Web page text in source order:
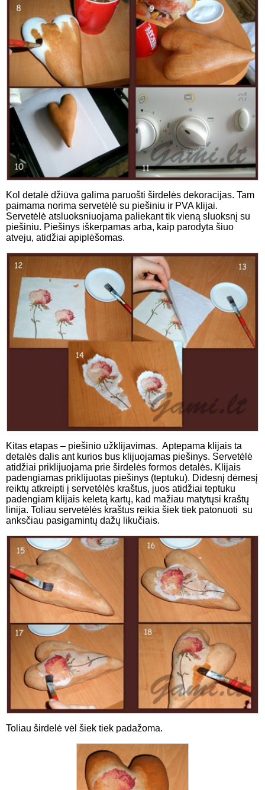
Kol detalė džiūva galima paruošti širdelės dekoracijas. Tam
paimama norima servetėlė su piešiniu ir PVA klijai.
Servetėlė atsluoksniuojama paliekant tik vieną sluoksnį su
piešiniu. Piešinys iškerpamas arba, kaip parodyta šiuo
atveju, atidžiai apiplėšomas.
Kitas etapas – piešinio užklijavimas. Aptepama klijais ta
detalės dalis ant kurios bus klijuojamas piešinys. Servetėlė
atidžiai priklijuojama prie širdelės formos detalės. Klijais
padengiamas priklijuotas piešinys (teptuku). Didesnį dėmesį
reiktų atkreipti į servetėlės kraštus, juos atidžiai teptuku
padengiam klijais keletą kartų, kad mažiau matytųsi kraštų
linija. Toliau servetėlės kraštus reikia šiek tiek patonuoti su
anksčiau pasigamintų dažų likučiais.
Toliau širdelė vėl šiek tiek padažoma.